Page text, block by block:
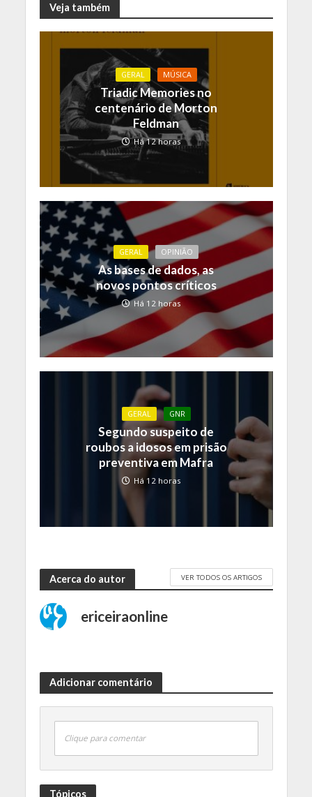
Veja também
GERAL MÚSICA
Triadic Memories no
centenário de Morton
Feldman
Há 12 horas
GERAL OPINIÃO
As bases de dados, as
novos pontos críticos
Há 12 horas
GERAL GNR
Segundo suspeito de
roubos a idosos em prisão
preventiva em Mafra
Há 12 horas
Acerca do autor VER TODOS OS ARTIGOS
ericeiraonline
Adicionar comentário
Clique para comentar
Tópicos